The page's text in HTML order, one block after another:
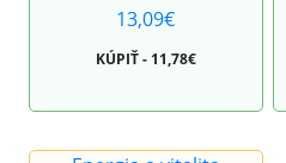
13,09€
KÚPIŤ - 11,78€